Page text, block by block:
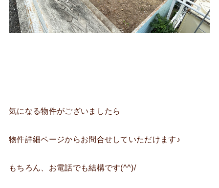
気になる物件がございましたら
物件詳細ページからお問合せしていただけます♪
もちろん、お電話でも結構です(^^)/